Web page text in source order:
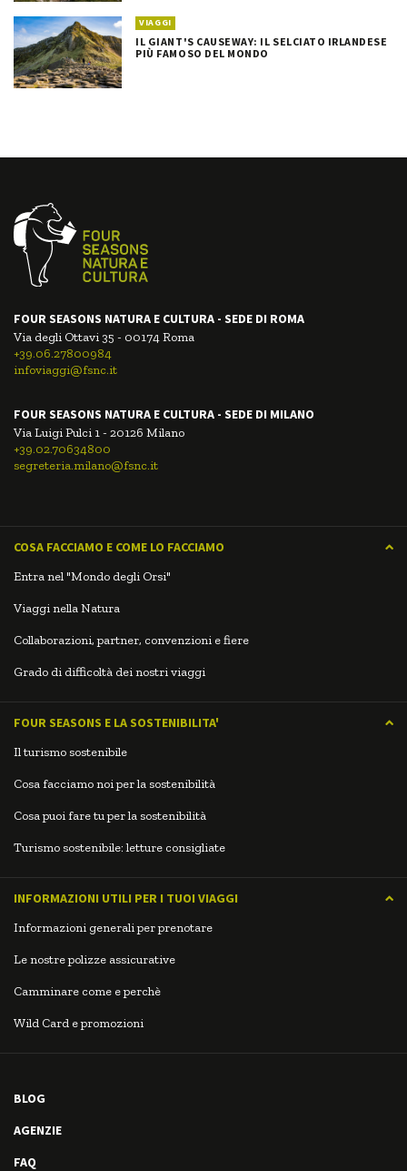
VIAGGI
IL GIANT'S CAUSEWAY: IL SELCIATO IRLANDESE
PIÙ FAMOSO DEL MONDO
FOUR SEASONS NATURA E CULTURA - SEDE DI ROMA
Via degli Ottavi 35 - 00174 Roma
+39.06.27800984
infoviaggi@fsnc.it
FOUR SEASONS NATURA E CULTURA - SEDE DI MILANO
Via Luigi Pulci 1 - 20126 Milano
+39.02.70634800
segreteria.milano@fsnc.it
COSA FACCIAMO E COME LO FACCIAMO
Entra nel "Mondo degli Orsi"
Viaggi nella Natura
Collaborazioni, partner, convenzioni e fiere
Grado di difficoltà dei nostri viaggi
FOUR SEASONS E LA SOSTENIBILITA'
Il turismo sostenibile
Cosa facciamo noi per la sostenibilità
Cosa puoi fare tu per la sostenibilità
Turismo sostenibile: letture consigliate
INFORMAZIONI UTILI PER I TUOI VIAGGI
Informazioni generali per prenotare
Le nostre polizze assicurative
Camminare come e perchè
Wild Card e promozioni
BLOG
AGENZIE
FAQ